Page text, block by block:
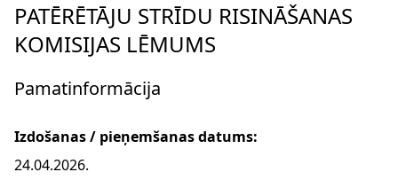
PATĒRĒTĀJU STRĪDU RISINĀŠANAS
KOMISIJAS LĒMUMS
Pamatinformācija
Izdošanas / pieņemšanas datums:
24.04.2026.